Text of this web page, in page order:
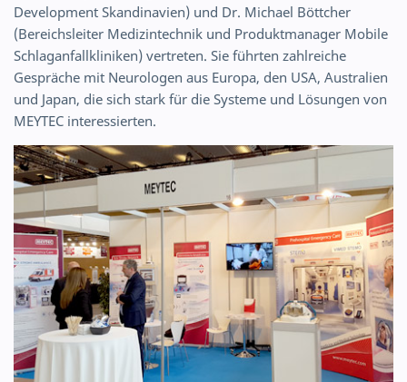
Development Skandinavien) und Dr. Michael Böttcher
(Bereichsleiter Medizintechnik und Produktmanager Mobile
Schlaganfallkliniken) vertreten. Sie führten zahlreiche
Gespräche mit Neurologen aus Europa, den USA, Australien
und Japan, die sich stark für die Systeme und Lösungen von
MEYTEC interessierten.